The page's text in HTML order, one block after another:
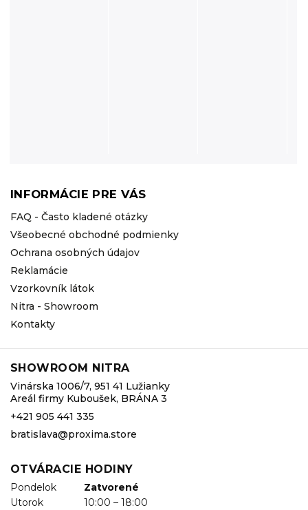
INFORMÁCIE PRE VÁS
FAQ - Často kladené otázky
Všeobecné obchodné podmienky
Ochrana osobných údajov
Reklamácie
Vzorkovník látok
Nitra - Showroom
Kontakty
SHOWROOM NITRA
Vinárska 1006/7, 951 41 Lužianky
Areál firmy Kuboušek, BRÁNA 3
+421 905 441 335
bratislava@proxima.store
OTVÁRACIE HODINY
Pondelok
Zatvorené
Utorok
10:00 – 18:00